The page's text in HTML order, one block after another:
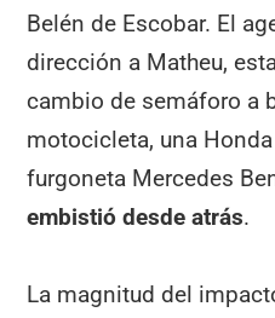
Belén de Escobar. El
dirección a Matheu,
cambio de semáforo a
motocicleta, una
furgoneta Mercedes
embistió desde atrás.
La magnitud del